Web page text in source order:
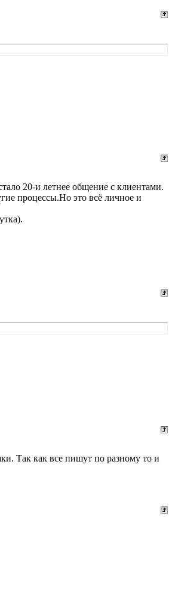
20-и летнее общение с клиентами.
процессы.Но это всё личное и
Так как все пишут по разному то и